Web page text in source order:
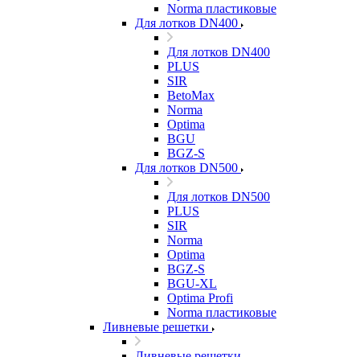
Norma пластиковые
Для лотков DN400
Для лотков DN400
PLUS
SIR
BetoMax
Norma
Optima
BGU
BGZ-S
Для лотков DN500
Для лотков DN500
PLUS
SIR
Norma
Optima
BGZ-S
BGU-XL
Optima Profi
Norma пластиковые
Ливневые решетки